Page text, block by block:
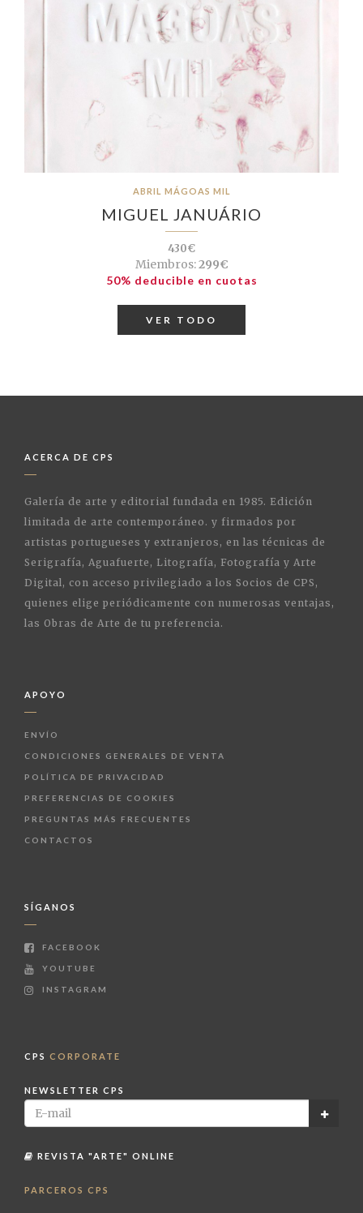
ABRIL MÁGOAS MIL
MIGUEL JANUÁRIO
430€
Miembros:299€
50% deducible en cuotas
VER TODO
ACERCA DE CPS
Galería de arte y editorial fundada en 1985. Edición
limitada de arte contemporáneo. y firmados por
artistas portugueses y extranjeros, en las técnicas de
Serigrafía, Aguafuerte, Litografía, Fotografía y Arte
Digital, con acceso privilegiado a los Socios de CPS,
quienes elige periódicamente con numerosas ventajas,
las Obras de Arte de tu preferencia.
APOYO
ENVÍO
CONDICIONES GENERALES DE VENTA
POLÍTICA DE PRIVACIDAD
PREFERENCIAS DE COOKIES
PREGUNTAS MÁS FRECUENTES
CONTACTOS
SÍGANOS
FACEBOOK
YOUTUBE
INSTAGRAM
CPS CORPORATE
NEWSLETTER CPS
REVISTA "ARTE" ONLINE
PARCEROS CPS